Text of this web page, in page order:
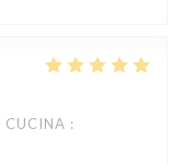
CUCINA :